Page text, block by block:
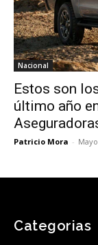
Nacional
Estos son
último año
Patricio Mora -
Categorias